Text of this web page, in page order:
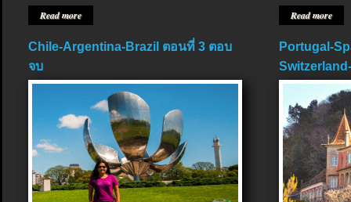
Read more Read more
Chile-Argentina-Brazil ตอนที่ 3 ตอบ
จบ
Portugal-